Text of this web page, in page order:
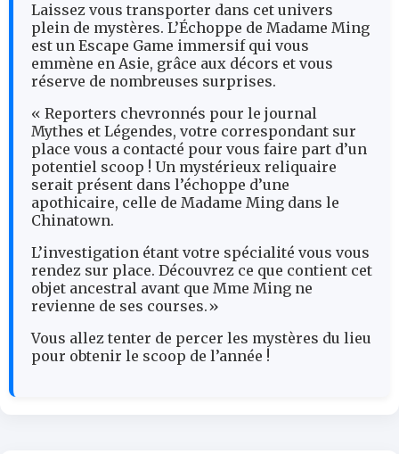
Laissez vous transporter dans cet univers
plein de mystères. L’Échoppe de Madame Ming
est un Escape Game immersif qui vous
emmène en Asie, grâce aux décors et vous
réserve de nombreuses surprises.
« Reporters chevronnés pour le journal
Mythes et Légendes, votre correspondant sur
place vous a contacté pour vous faire part d’un
potentiel scoop ! Un mystérieux reliquaire
serait présent dans l’échoppe d’une
apothicaire, celle de Madame Ming dans le
Chinatown.
L’investigation étant votre spécialité vous vous
rendez sur place. Découvrez ce que contient cet
objet ancestral avant que Mme Ming ne
revienne de ses courses.»
Vous allez tenter de percer les mystères du lieu
pour obtenir le scoop de l’année !